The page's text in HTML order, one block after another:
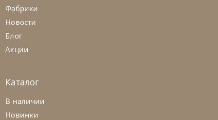
Rimar
Кровать Compact
Фабрики
Новости
Блог
Акции
Каталог
В наличии
Новинки